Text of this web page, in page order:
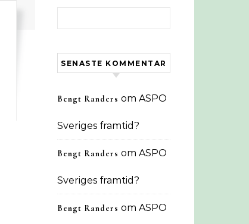
SENASTE KOMMENTAR
Bengt Randers om ASPO
Sveriges framtid?
Bengt Randers om ASPO
Sveriges framtid?
Bengt Randers om ASPO